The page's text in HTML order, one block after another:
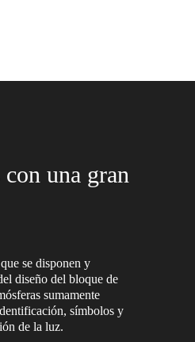
una gran
se disponen y
diseño del bloque de
sumamente
símbolos y
de la luz.